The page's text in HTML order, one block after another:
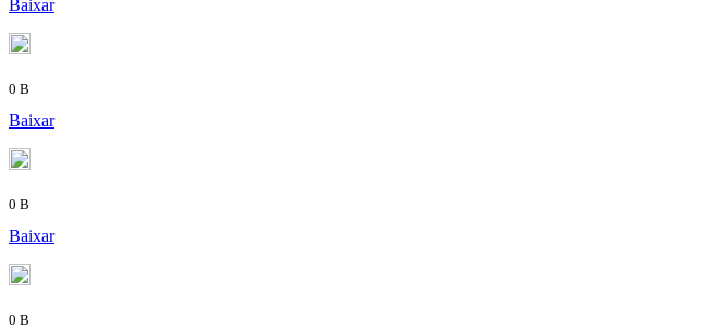
Baixar
0 B
Baixar
0 B
Baixar
0 B